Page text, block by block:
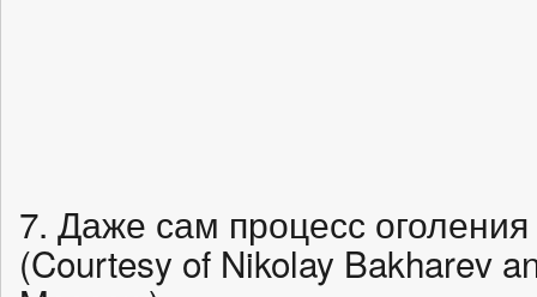
7. Даже сам процесс
(Courtesy of Nikolay Bakharev